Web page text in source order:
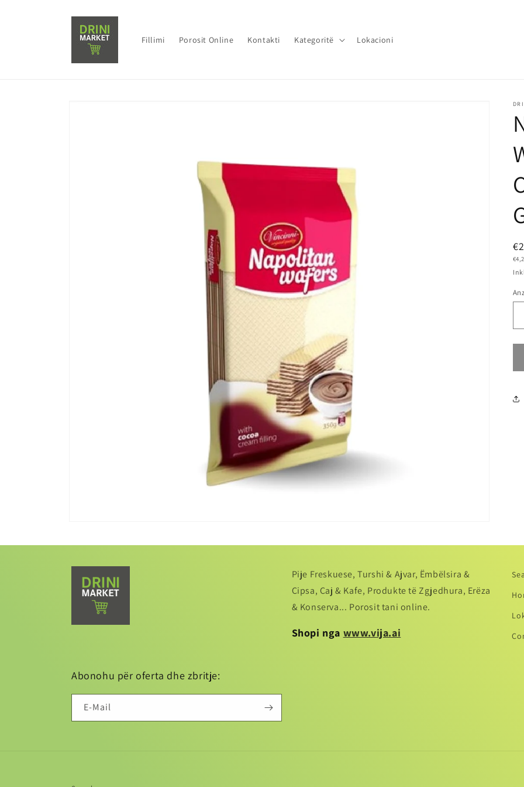
Fillimi Porosit Online Kontakti Kategoritë Lokacioni
Pije Freskuese, Turshi & Ajvar, Ëmbëlsira &
Cipsa, Caj & Kafe, Produkte të Zgjedhura, Erëza
& Konserva... Porosit tani online.
Shopi nga www.vija.ai
Abonohu për oferta dhe zbritje:
E-Mail